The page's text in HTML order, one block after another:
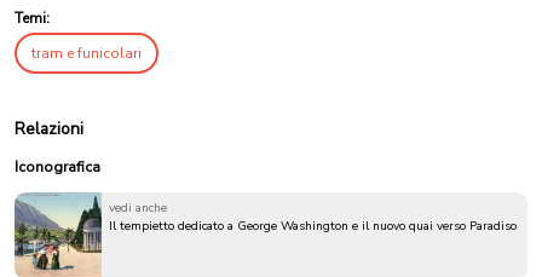
Temi:
tram e funicolari
Relazioni
Iconografica
vedi anche
Il tempietto dedicato a George Washington e il nuovo quai verso Paradiso